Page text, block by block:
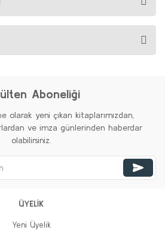
Aboneliği
olarak yeni çıkan kitaplarımızdan,
ve imza günlerinden haberdar
olabilirsiniz.
ÜYELİK
Yeni Üyelik